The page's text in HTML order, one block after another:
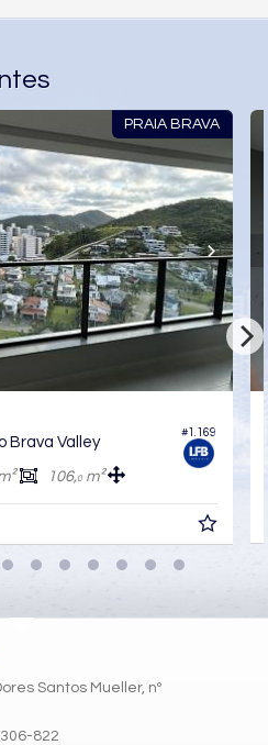
PRAIA BRAVA
#1.169
Brava Valley
106,0m²
Santos Mueller, nº
822